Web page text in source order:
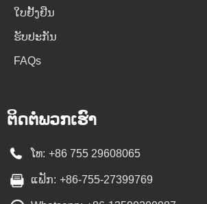
ໃບຢັ້ງຢືນ
ຮັບປະກັນ
FAQs
ຕິດ​ຕໍ່​ພວກ​ເຮົາ
ໂທ: +86 755 29608065
ແຟັກ: +86-755-27399769